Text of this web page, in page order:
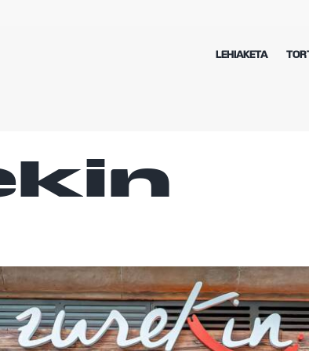
LEHIAKETA